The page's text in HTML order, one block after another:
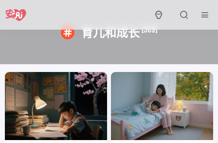
育儿和成长 [309]